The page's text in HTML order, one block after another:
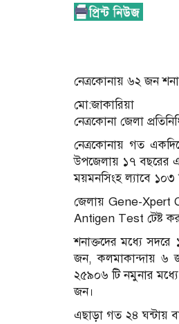
নেত্রকোনায় ৬২ জন
মো:জাকারিয়া
নেত্রকোনা জেলা
নেত্রকোনায় গত
উপজেলায় ১৭ বছরের
ময়মনসিংহ ল্যাবে ১০৩
জেলায় Gene-Xpert
Antigen Test টেষ্ট
শনাক্তদের মধ্যে
জন, কলমাকান্দায় ৬
২৫৯০৬ টি নমুনার
জন।
এছাড়া গত ২৪ ঘন্টায়